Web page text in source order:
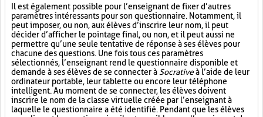
Il est également possible pour l’enseignant de fixer d’autres
paramètres intéressants pour son questionnaire. Notamment, il
peut imposer, ou non, aux élèves d’inscrire leur nom, il peut
décider d’afficher le pointage final, ou non, et il peut aussi ne
permettre qu’une seule tentative de réponse à ses élèves pour
chacune des questions. Une fois tous ces paramètres
sélectionnés, l’enseignant rend le questionnaire disponible et
demande à ses élèves de se connecter à Socrativeà l’aide de leur
ordinateur portable, leur tablette ou encore leur téléphone
intelligent. Au moment de se connecter, les élèves doivent
inscrire le nom de la classe virtuelle créée par l’enseignant à
laquelle le questionnaire a été identifié. Pendant que les élèves